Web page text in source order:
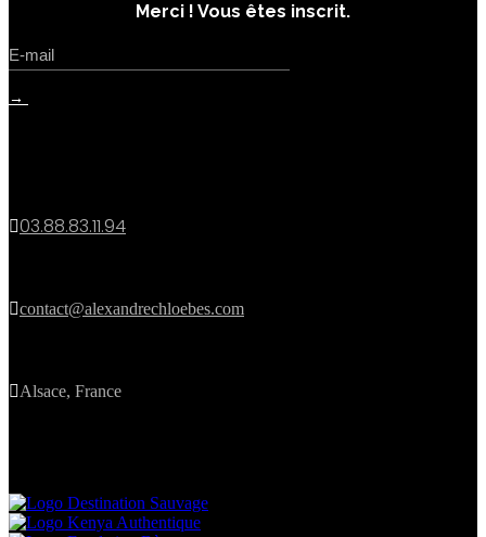
Merci ! Vous êtes inscrit.
→
03.88.83.11.94
contact@alexandrechloebes.com
Alsace, France